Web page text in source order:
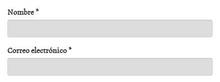
Nombre*
Correo electrónico*